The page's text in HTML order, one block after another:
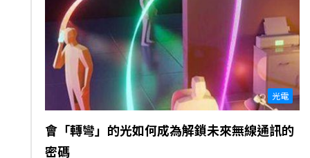
光電
會「轉彎」的光如何成為解鎖未來無線通訊的
密碼